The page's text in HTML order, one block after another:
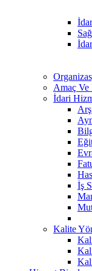
Amaç Ve
İdari
İş
Kalite